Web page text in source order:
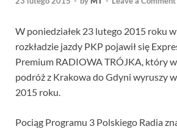
W poniedziałek 23 lutego 2015 roku
rozkładzie jazdy PKP pojawił się
Premium RADIOWA TRÓJKA, który
podróż z Krakowa do Gdyni wyruszy
2015 roku.
Pociąg Programu 3 Polskiego Radia